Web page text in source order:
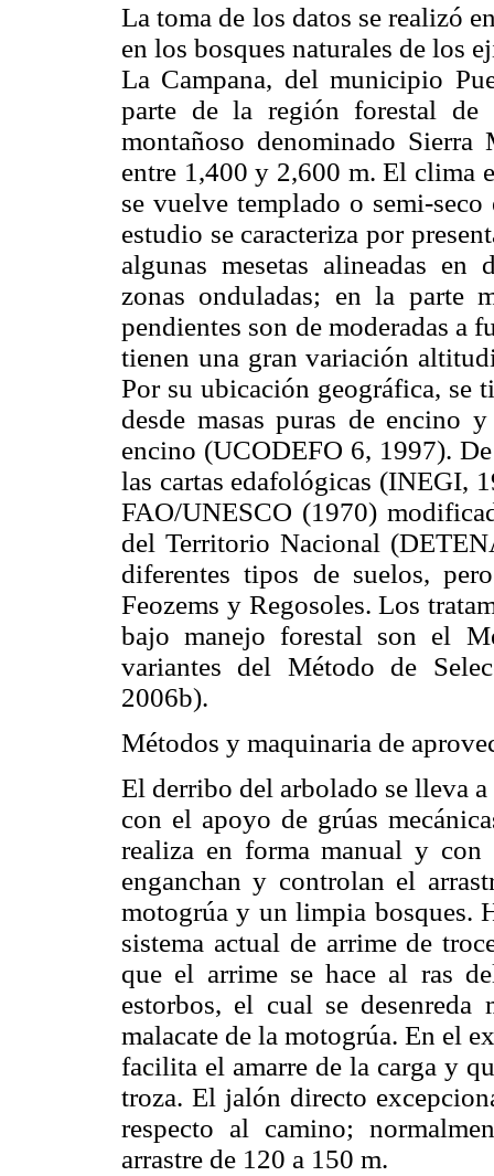
La toma de los datos se realizó
en los bosques naturales de los
La Campana, del municipio
parte de la región forestal
montañoso denominado
entre 1,400 y 2,600 m. El clima
se vuelve templado o semi-
estudio se caracteriza por
algunas mesetas alineadas
zonas onduladas; en la parte
pendientes son de moderadas a
tienen una gran variación
Por su ubicación geográfica, se
desde masas puras de encino
encino (UCODEFO 6, 1997).
las cartas edafológicas (INEGI,
FAO/UNESCO (1970)
del Territorio Nacional
diferentes tipos de suelos,
Feozems y Regosoles. Los
bajo manejo forestal son el
variantes del Método de
2006b).
Métodos y maquinaria de
El derribo del arbolado se lleva a
con el apoyo de grúas
realiza en forma manual y con
enganchan y controlan el
motogrúa y un limpia bosques.
sistema actual de arrime de
que el arrime se hace al ras
estorbos, el cual se desenreda
malacate de la motogrúa. En el
facilita el amarre de la carga y
troza. El jalón directo
respecto al camino;
arrastre de 120 a 150 m.